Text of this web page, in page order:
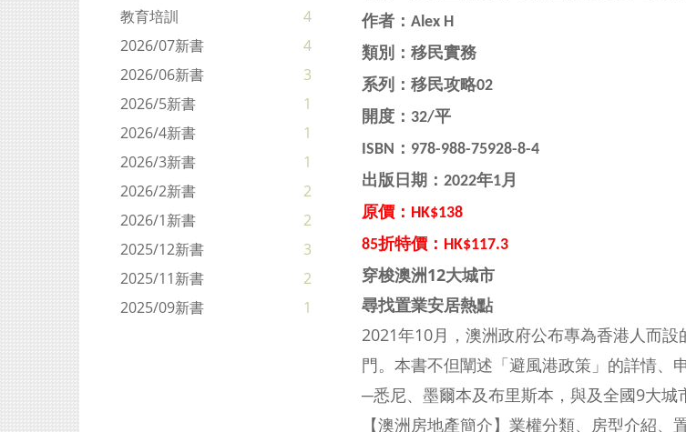
教育培訓
4
2026/07新書
4
2026/06新書
3
2026/5新書
1
2026/4新書
1
2026/3新書
1
2026/2新書
2
2026/1新書
2
2025/12新書
3
2025/11新書
2
2025/09新書
1
作者： Alex H
類別：移民實務
系列：移民攻略02
開度：32/平
ISBN： 978-988-75928-8-4
出版日期：2022年1月
原價：HK$138
85折特價：HK$117.3
穿梭澳洲12大城市
尋找置業安居熱點
2021年10月，澳洲政府公布專為香港人而
門。本書不但闡述「避風港政策」的詳情、
─悉尼、墨爾本及布里斯本，與及全國9大城
【澳洲房地產簡介】業權分類、房型介紹、